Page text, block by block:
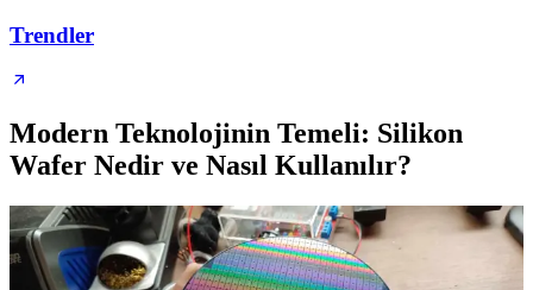
Trendler
Modern Teknolojinin Temeli: Silikon
Wafer Nedir ve Nasıl Kullanılır?